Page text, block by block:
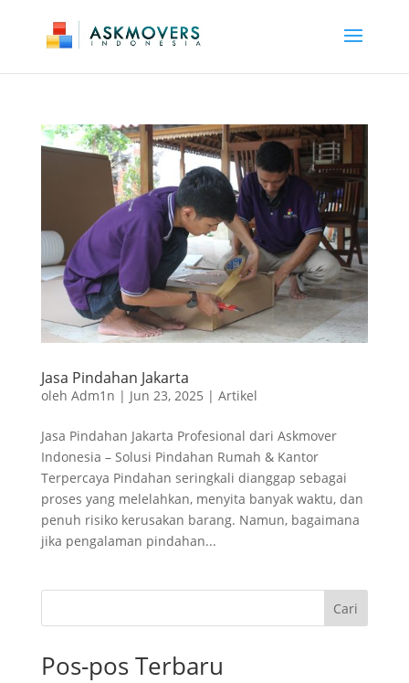
Jasa Pindahan Jakarta
oleh Adm1n | Jun 23, 2025 | Artikel
Jasa Pindahan Jakarta Profesional dari Askmover
Indonesia – Solusi Pindahan Rumah & Kantor
Terpercaya Pindahan seringkali dianggap sebagai
proses yang melelahkan, menyita banyak waktu, dan
penuh risiko kerusakan barang. Namun, bagaimana
jika pengalaman pindahan...
Cari
Pos-pos Terbaru